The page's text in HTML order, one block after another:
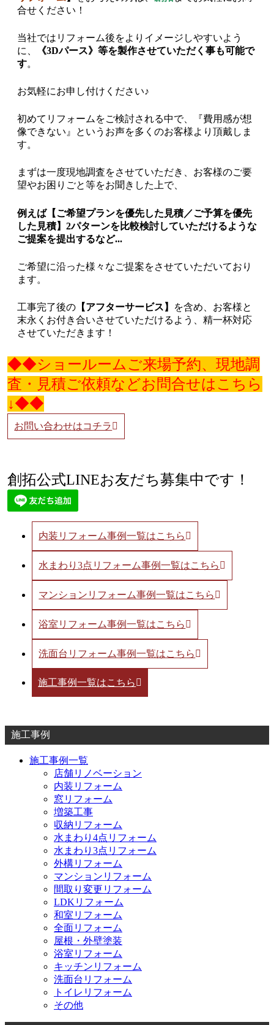
合せください！
当社ではリフォーム後をよりイメージしやすいよう
に、
《3Dパース》等を製作させていただく事も可能で
す。
お気軽にお申し付けください♪
初めてリフォームをご検討される中で、『費用感が想
像できない』というお声を多くのお客様より頂戴しま
す。
まずは一度現地調査をさせていただき、お客様のご要
望やお困りごと等をお聞きした上で、
例えば【ご希望プランを優先した見積／ご予算を優先
した見積】2パターンを比較検討していただけるような
ご提案を提出するなど...
ご希望に沿った様々なご提案をさせていただいており
ます。
工事完了後の【アフターサービス】
を含め、お客様と
末永くお付き合いさせていただけるよう、精一杯対応
させていただきます！
◆◆ショールームご来場予約、現地調
査・見積ご依頼などお問合せはこちら
↓◆◆
お問い合わせはコチラ
創拓公式LINEお友だち募集中です！
内装リフォーム事例一覧はこちら
水まわり3点リフォーム事例一覧はこちら
マンションリフォーム事例一覧はこちら
浴室リフォーム事例一覧はこちら
洗面台リフォーム事例一覧はこちら
施工事例一覧はこちら
施工事例
施工事例一覧
店舗リノベーション
内装リフォーム
窓リフォーム
増築工事
収納リフォーム
水まわり4点リフォーム
水まわり3点リフォーム
外構リフォーム
マンションリフォーム
間取り変更リフォーム
LDKリフォーム
和室リフォーム
全面リフォーム
屋根・外壁塗装
浴室リフォーム
キッチンリフォーム
洗面台リフォーム
トイレリフォーム
その他